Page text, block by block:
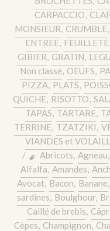
CARPACCIO,
MONSIEUR, CRUMBLE,
ENTREE, FEUILLETE,
GIBIER, GRATIN,
Non classé, OEUFS,
PIZZA, PLATS,
QUICHE, RISOTTO,
TAPAS, TARTARE,
TERRINE, TZATZIKI,
VIANDES et
/
Abricots, Agneau,
Alfalfa, Amandes,
Avocat, Bacon, Banane,
sardines, Boulghour,
Caillé de brebis,
Cèpes, Champignon,